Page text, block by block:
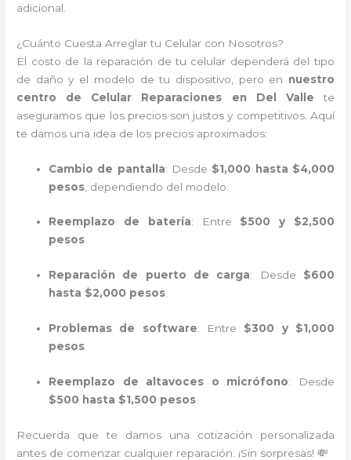
adicional.
¿Cuánto Cuesta Arreglar tu Celular con Nosotros?
El costo de la reparación de tu celular dependerá del tipo
de daño y el modelo de tu dispositivo, pero en nuestro
centro de Celular Reparaciones en Del Valle te
aseguramos que los precios son justos y competitivos. Aquí
te damos una idea de los precios aproximados:
Cambio de pantalla: Desde $1,000 hasta $4,000
pesos , dependiendo del modelo.
Reemplazo de batería: Entre $500 y $2,500
pesos.
Reparación de puerto de carga: Desde $600
hasta $2,000 pesos.
Problemas de software: Entre $300 y $1,000
pesos
Reemplazo de altavoces o micrófono: Desde
$500 hasta $1,500 pesos
Recuerda que te damos una cotización personalizada
antes de comenzar cualquier reparación. ¡Sin sorpresas! 💸